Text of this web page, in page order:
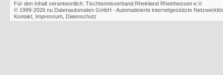
Für den Inhalt verantwortlich: Tischtennisverband Rheinland Rheinhessen e.V.
© 1999-2026 nu Datenautomaten GmbH - Automatisierte internetgestützte
Kontakt Impressum Datenschutz